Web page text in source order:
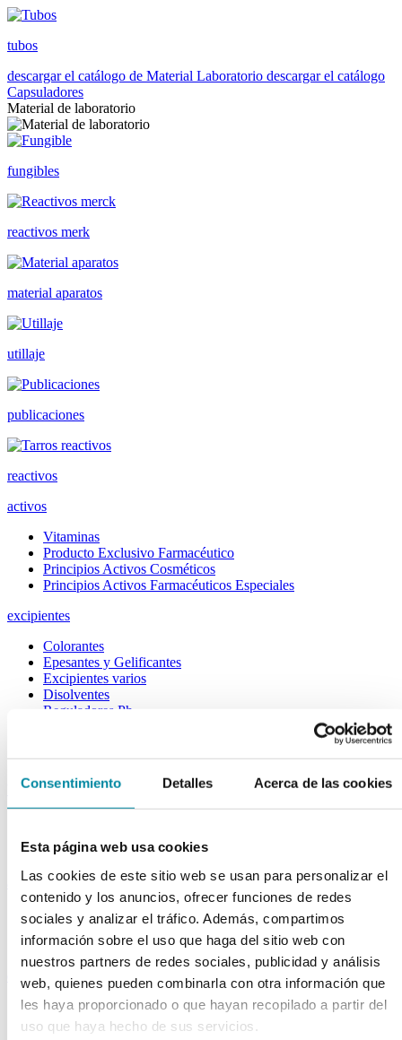
Consentimiento Detalles Acerca de las cookies
Esta página web usa cookies
Las cookies de este sitio web se usan para personalizar el
contenido y los anuncios, ofrecer funciones de redes
sociales y analizar el tráfico. Además, compartimos
información sobre el uso que haga del sitio web con
nuestros partners de redes sociales, publicidad y análisis
web, quienes pueden combinarla con otra información que
les haya proporcionado o que hayan recopilado a partir del
uso que haya hecho de sus servicios.
tubos
descargar el catálogo de Material Laboratorio descargar el catálogo
Capsuladores
Material de laboratorio
fungibles
reactivos merk
material aparatos
utillaje
publicaciones
reactivos
activos
Vitaminas
Producto Exclusivo Farmacéutico
Principios Activos Cosméticos
Principios Activos Farmacéuticos Especiales
excipientes
Colorantes
Epesantes y Gelificantes
Excipientes varios
Disolventes
Reguladores Ph
Filtros solares
bases y jarabes
Emulsionantes
aceites y ceras
Aceites
Otras grasas
Ceras
extractos y perfumes
Esencias naturales
Perfumes